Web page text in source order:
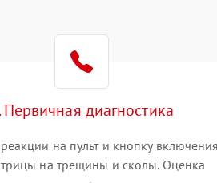
обеспечение
и механика
Первичная диагностика
на пульт и кнопку
на трещины и сколы. Оценка